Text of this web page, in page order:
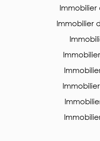
Immobilier
Immobilier